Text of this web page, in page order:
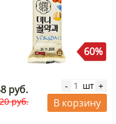
60%
руб.
руб.
- шт +
В корзину